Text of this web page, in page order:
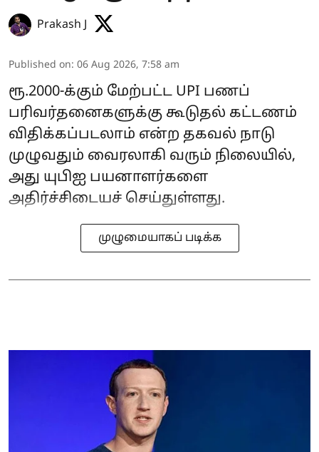
Prakash J
Published on: 06 Aug 2026, 7:58 am
ரூ.2000-க்கும் மேற்பட்ட UPI பணப்
பரிவர்தனைகளுக்கு கூடுதல் கட்டணம்
விதிக்கப்படலாம் என்ற தகவல் நாடு
முழுவதும் வைரலாகி வரும் நிலையில்,
அது யுபிஐ பயனாளர்களை
அதிர்ச்சிடையச் செய்துள்ளது.
முழுமையாகப் படிக்க